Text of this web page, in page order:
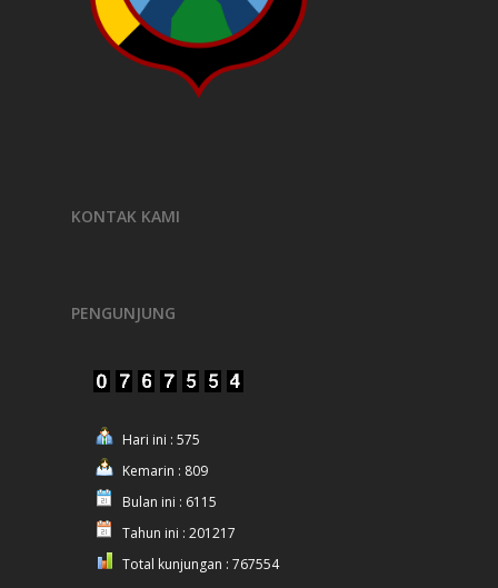
KONTAK KAMI
PENGUNJUNG
Hari ini : 575
Kemarin : 809
Bulan ini : 6115
Tahun ini : 201217
Total kunjungan : 767554